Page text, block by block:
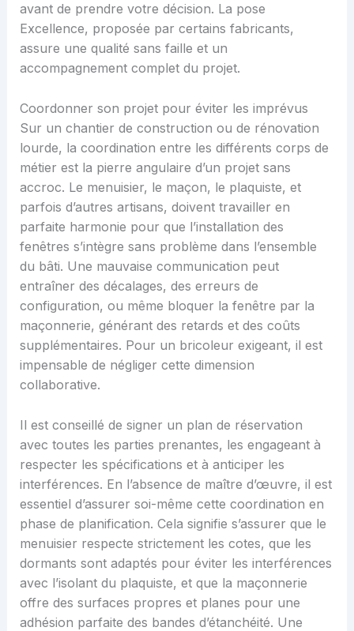
avant de prendre votre décision. La pose
Excellence, proposée par certains fabricants,
assure une qualité sans faille et un
accompagnement complet du projet.
Coordonner son projet pour éviter les imprévus
Sur un chantier de construction ou de rénovation
lourde, la coordination entre les différents corps de
métier est la pierre angulaire d’un projet sans
accroc. Le menuisier, le maçon, le plaquiste, et
parfois d’autres artisans, doivent travailler en
parfaite harmonie pour que l’installation des
fenêtres s’intègre sans problème dans l’ensemble
du bâti. Une mauvaise communication peut
entraîner des décalages, des erreurs de
configuration, ou même bloquer la fenêtre par la
maçonnerie, générant des retards et des coûts
supplémentaires. Pour un bricoleur exigeant, il est
impensable de négliger cette dimension
collaborative.
Il est conseillé de signer un plan de réservation
avec toutes les parties prenantes, les engageant à
respecter les spécifications et à anticiper les
interférences. En l’absence de maître d’œuvre, il est
essentiel d’assurer soi-même cette coordination en
phase de planification. Cela signifie s’assurer que le
menuisier respecte strictement les cotes, que les
dormants sont adaptés pour éviter les interférences
avec l’isolant du plaquiste, et que la maçonnerie
offre des surfaces propres et planes pour une
adhésion parfaite des bandes d’étanchéité. Une